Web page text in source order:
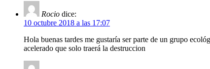
Rocio dice:
10 octubre 2018 a las 17:07
Hola buenas tardes me gustaría ser parte de un grupo
acelerado que solo traerá la destruccion